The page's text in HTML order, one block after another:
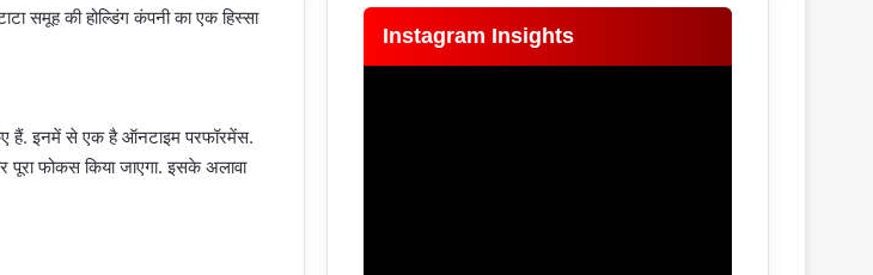
समूह की होल्डिंग कंपनी का एक हिस्सा
हैं. इनमें से एक है ऑनटाइम परफॉरमेंस.
पूरा फोकस किया जाएगा. इसके अलावा
Instagram Insights